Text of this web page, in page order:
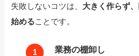
失敗しないコツは、 大きく作らず
始めることです。
業務の棚卸し